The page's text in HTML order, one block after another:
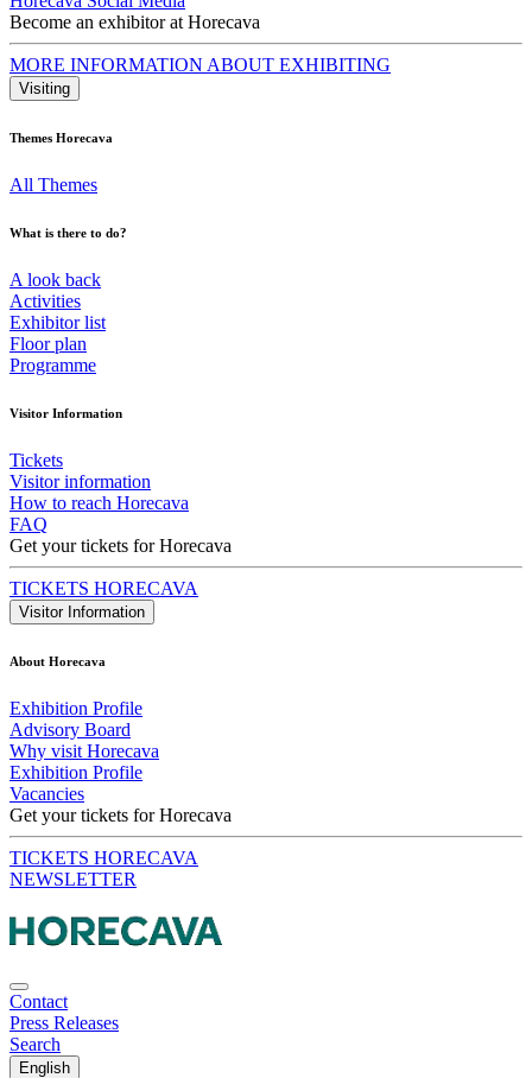
Become an exhibitor at Horecava
MORE INFORMATION ABOUT EXHIBITING
Visiting
Themes Horecava
All Themes
What is there to do?
A look back
Activities
Exhibitor list
Floor plan
Programme
Visitor Information
Tickets
Visitor information
How to reach Horecava
FAQ
Get your tickets for Horecava
TICKETS HORECAVA
Visitor Information
About Horecava
Exhibition Profile
Advisory Board
Why visit Horecava
Exhibition Profile
Vacancies
Get your tickets for Horecava
TICKETS HORECAVA
NEWSLETTER
Contact
Press Releases
Search
English